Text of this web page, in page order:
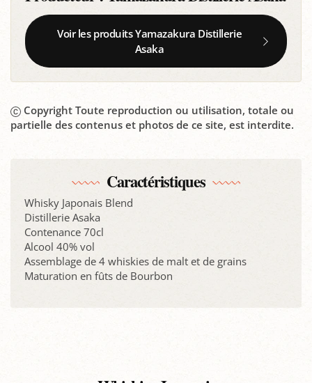
Voir les produits Yamazakura Distillerie
Asaka
Copyright Toute reproduction ou utilisation, totale ou
partielle des contenus et photos de ce site, est interdite.
Caractéristiques
Whisky Japonais Blend
Distillerie Asaka
Contenance 70cl
Alcool 40% vol
Assemblage de 4 whiskies de malt et de grains
Maturation en fûts de Bourbon